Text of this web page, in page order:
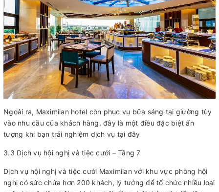
Ngoài ra, Maximilan hotel còn phục vụ bữa sáng tại giường tùy
vào nhu cầu của khách hàng, đây là một điều đặc biệt ấn
tượng khi bạn trải nghiệm dịch vụ tại đây
3.3 Dịch vụ hội nghị và tiệc cưới – Tầng 7
Dịch vụ hội nghị và tiệc cưới Maximilan với khu vực phòng hội
nghị có sức chứa hơn 200 khách, lý tưởng để tổ chức nhiều loại